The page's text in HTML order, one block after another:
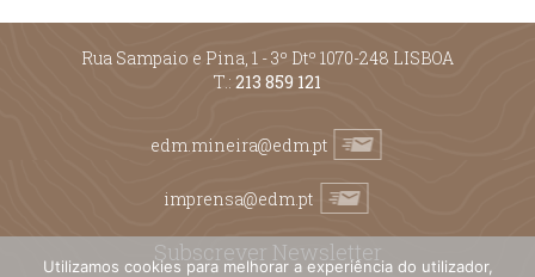
Rua Sampaio e Pina, 1 - 3º Dtº 1070-248 LISBOA
T.: 213 859 121
edm.mineira@edm.pt
imprensa@edm.pt
Subscrever Newsletter
Utilizamos cookies para melhorar a experiência do utilizador,